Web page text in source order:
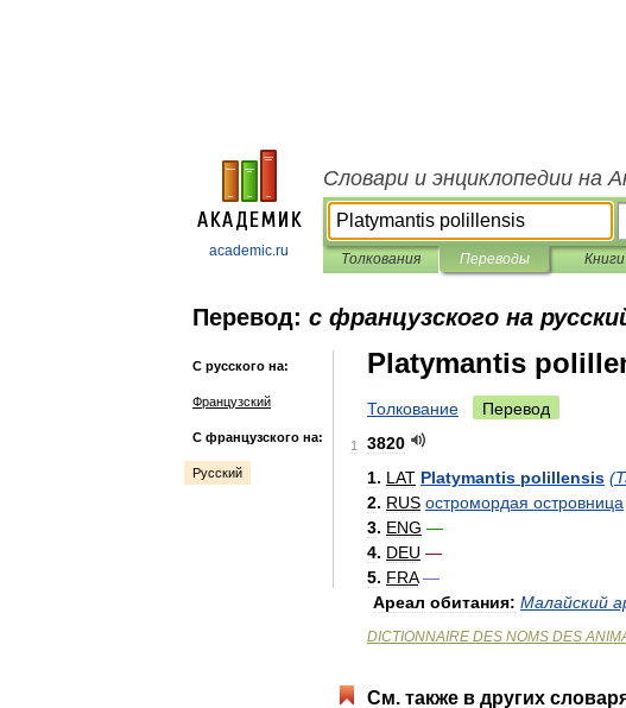
academic.ru
Словари и энциклопедии на
Толкования Переводы Книги
Перевод: с французского на
С русского на:
Французский
С французского на:
Русский
Platymantis
Толкование Перевод
1
3820
1. LAT Platymantis polillensis (
2. RUS остромордая островница
3. ENG —
4. DEU —
5. FRA —
Ареал обитания: Малайский
DICTIONNAIRE DES NOMS DES
См. также в других